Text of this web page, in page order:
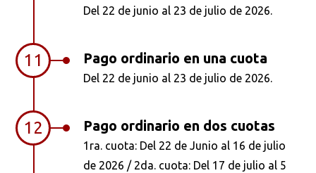
Del 22 de junio al 23 de julio de 2026.
11 Pago ordinario en una cuota
Del 22 de junio al 23 de julio de 2026.
12 Pago ordinario en dos cuotas
1ra. cuota: Del 22 de Junio al 16 de julio
de 2026 / 2da. cuota: Del 17 de julio al 5